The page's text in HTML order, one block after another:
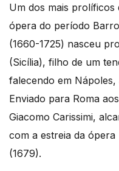
Um dos mais prolíficos
ópera do período
(1660-1725) nasceu
(Sicília), filho de um
falecendo em Nápoles,
Enviado para Roma
Giacomo Carissimi,
com a estreia da ópera
(1679).